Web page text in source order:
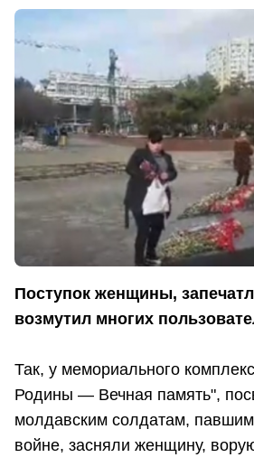
Поступок женщины,
возмутил многих
Так, у мемориального
Родины — Вечная память",
молдавским солдатам,
войне, засняли женщину,